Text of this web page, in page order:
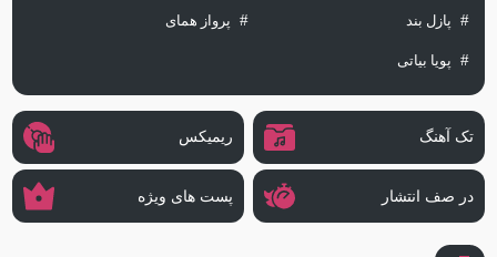
پازل بند پرواز همای
پویا بیاتی
تک آهنگ ریمیکس
در صف انتشار پست های ویژه